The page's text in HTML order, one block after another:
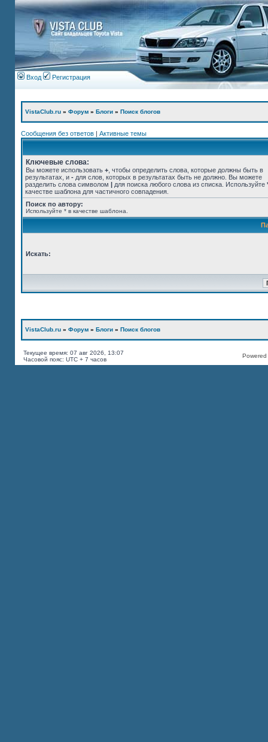
Вход Регистрация
VistaClub.ru » Форум » Блоги » Поиск блогов
Сообщения без ответов | Активные темы
Ключевые слова:
Вы можете использовать + , чтобы определить слова, которые должны быть в
результатах, и - для слов, которых в результатах быть не должно. Вы можете
разделить слова символом | для поиска любого слова из списка. Используйте
качестве шаблона для частичного совпадения.
Поиск по автору:
Используйте * в качестве шаблона.
Искать:
VistaClub.ru » Форум » Блоги » Поиск блогов
Текущее время: 07 авг 2026, 13:07
Часовой пояс: UTC + 7 часов